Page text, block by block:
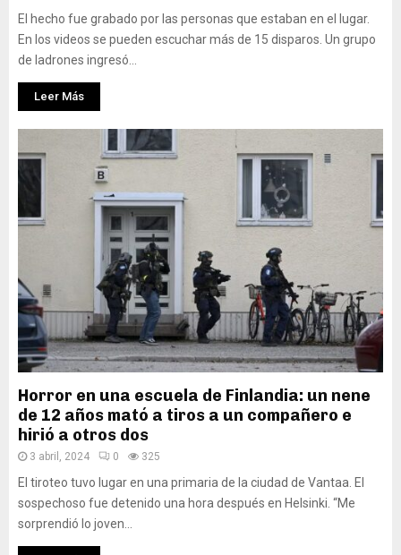
El hecho fue grabado por las personas que estaban en el lugar.
En los videos se pueden escuchar más de 15 disparos. Un grupo
de ladrones ingresó...
Leer Más
Horror en una escuela de Finlandia: un nene
de 12 años mató a tiros a un compañero e
hirió a otros dos
3 abril, 2024 0 325
El tiroteo tuvo lugar en una primaria de la ciudad de Vantaa. El
sospechoso fue detenido una hora después en Helsinki. “Me
sorprendió lo joven...